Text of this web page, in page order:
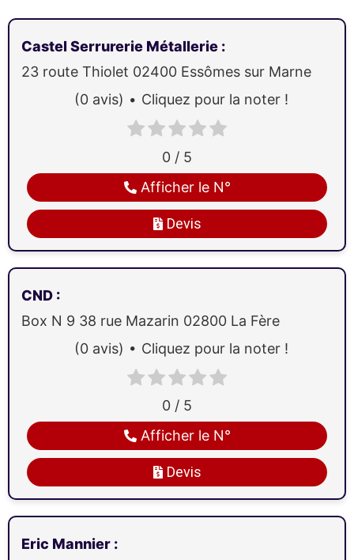
Castel Serrurerie Métallerie :
23 route Thiolet 02400 Essômes sur Marne
Devis
Afficher le N°
0 / 5
(0 avis) Cliquez pour la noter !
CND :
Box N 9 38 rue Mazarin 02800 La Fère
Devis
Afficher le N°
0 / 5
(0 avis) Cliquez pour la noter !
Eric Mannier :